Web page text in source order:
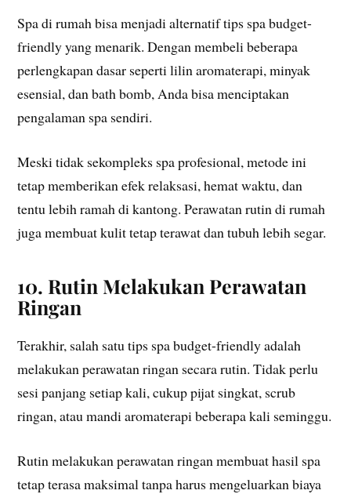
Spa di rumah bisa menjadi alternatif tips spa budget-
friendly yang menarik. Dengan membeli beberapa
perlengkapan dasar seperti lilin aromaterapi, minyak
esensial, dan bath bomb, Anda bisa menciptakan
pengalaman spa sendiri.
Meski tidak sekompleks spa profesional, metode ini
tetap memberikan efek relaksasi, hemat waktu, dan
tentu lebih ramah di kantong. Perawatan rutin di rumah
juga membuat kulit tetap terawat dan tubuh lebih segar.
10. Rutin Melakukan Perawatan
Ringan
Terakhir, salah satu tips spa budget-friendly adalah
melakukan perawatan ringan secara rutin. Tidak perlu
sesi panjang setiap kali, cukup pijat singkat, scrub
ringan, atau mandi aromaterapi beberapa kali seminggu.
Rutin melakukan perawatan ringan membuat hasil spa
tetap terasa maksimal tanpa harus mengeluarkan biaya